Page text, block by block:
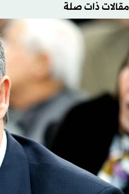
مقالات ذات صلة